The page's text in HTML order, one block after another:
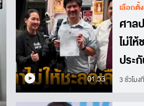
01.53
เลือกตั้
ศาล
ไม่ใ
ประ
คำพิ
3 ชั่วโมง